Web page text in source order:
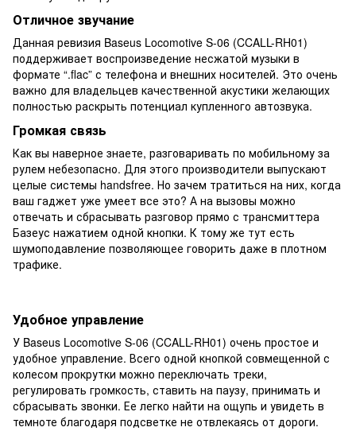
Отличное звучание
Данная ревизия Baseus Locomotive S-06 (CCALL-RH01)
поддерживает воспроизведение несжатой музыки в
формате “.flac” с телефона и внешних носителей. Это очень
важно для владельцев качественной акустики желающих
полностью раскрыть потенциал купленного автозвука.
Громкая связь
Как вы наверное знаете, разговаривать по мобильному за
рулем небезопасно. Для этого производители выпускают
целые системы handsfree. Но зачем тратиться на них, когда
ваш гаджет уже умеет все это? А на вызовы можно
отвечать и сбрасывать разговор прямо с трансмиттера
Базеус нажатием одной кнопки. К тому же тут есть
шумоподавление позволяющее говорить даже в плотном
трафике.
Удобное управление
У Baseus Locomotive S-06 (CCALL-RH01) очень простое и
удобное управление. Всего одной кнопкой совмещенной с
колесом прокрутки можно переключать треки,
регулировать громкость, ставить на паузу, принимать и
сбрасывать звонки. Ее легко найти на ощупь и увидеть в
темноте благодаря подсветке не отвлекаясь от дороги.